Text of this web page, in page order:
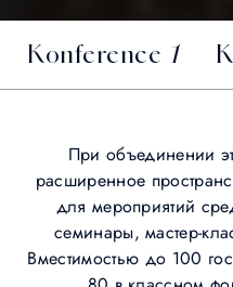
Konference 1
При объединении
расширенное
для мероприятий
семинары, мастер-
Вместимостью до 100